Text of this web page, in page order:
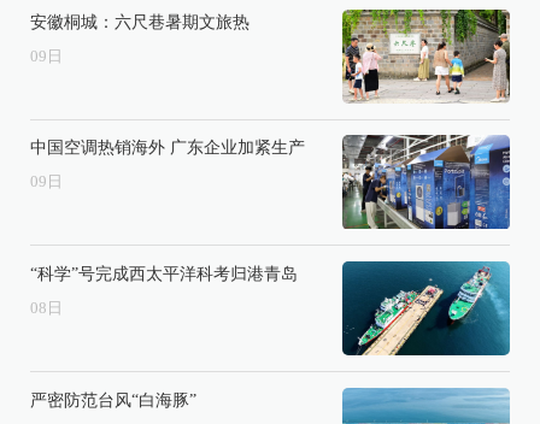
安徽桐城：六尺巷暑期文旅热
09 日
中国空调热销海外 广东企业加紧生产
09 日
“科学”号完成西太平洋科考归港青岛
08 日
严密防范台风“白海豚”